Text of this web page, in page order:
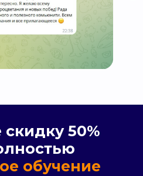
50%
обучение